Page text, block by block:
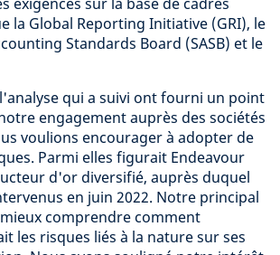
la Global Reporting Initiative (GRI), le
Standards Board (SASB) et le
qui a suivi ont fourni un point
engagement auprès des sociétés
voulions encourager à adopter de
Parmi elles figurait Endeavour
d'or diversifié, auprès duquel
en juin 2022. Notre principal
comprendre comment
les risques liés à la nature sur ses